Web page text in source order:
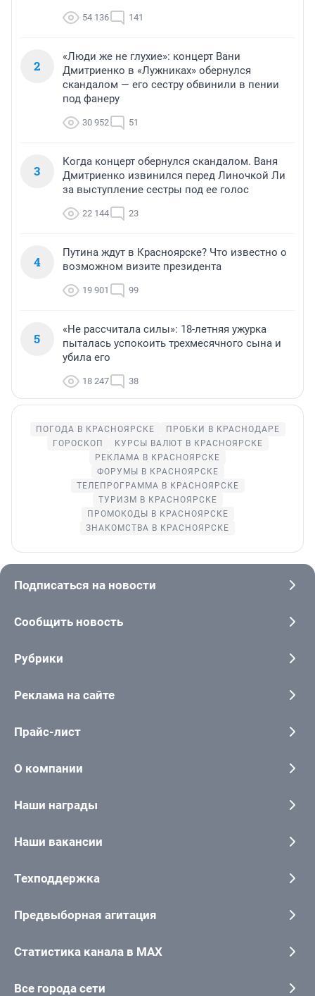
54 136 141
2
«Люди же не глухие»: концерт Вани
Дмитриенко в «Лужниках» обернулся
скандалом — его сестру обвинили в пении
под фанеру
30 952 51
3
Когда концерт обернулся скандалом. Ваня
Дмитриенко извинился перед Линочкой Ли
за выступление сестры под ее голос
22 144 23
4
Путина ждут в Красноярске? Что известно о
возможном визите президента
19 901 99
5
«Не рассчитала силы»: 18-летняя ужурка
пыталась успокоить трехмесячного сына и
убила его
18 247 38
ПОГОДА В КРАСНОЯРСКЕ
ПРОБКИ В КРАСНОДАРЕ
ГОРОСКОП
КУРСЫ ВАЛЮТ В КРАСНОЯРСКЕ
РЕКЛАМА В КРАСНОЯРСКЕ
ФОРУМЫ В КРАСНОЯРСКЕ
ТЕЛЕПРОГРАММА В КРАСНОЯРСКЕ
ТУРИЗМ В КРАСНОЯРСКЕ
ПРОМОКОДЫ В КРАСНОЯРСКЕ
ЗНАКОМСТВА В КРАСНОЯРСКЕ
Подписаться на новости
Сообщить новость
Рубрики
Реклама на сайте
Прайс-лист
О компании
Наши награды
Наши вакансии
Техподдержка
Предвыборная агитация
Статистика канала в MAX
Все города сети